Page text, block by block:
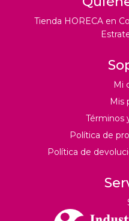
Tienda HORECA en
Mi
Mis
Términos
Política de
Política de